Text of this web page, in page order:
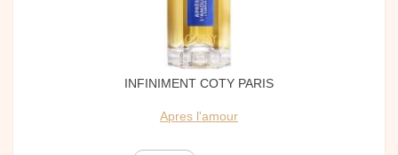
INFINIMENT COTY PARIS
Apres l'amour